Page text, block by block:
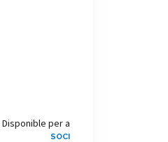
Disponible per a
SOCI